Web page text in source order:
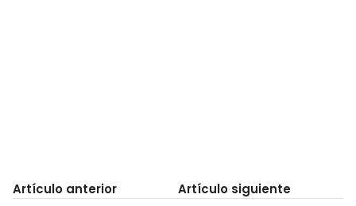
Artículo anterior Artículo siguiente